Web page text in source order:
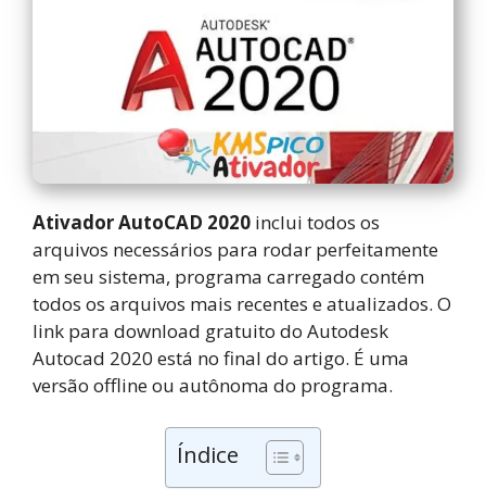
Ativador AutoCAD 2020 inclui todos os
arquivos necessários para rodar perfeitamente
em seu sistema, programa carregado contém
todos os arquivos mais recentes e atualizados. O
link para download gratuito do Autodesk
Autocad 2020 está no final do artigo. É uma
versão offline ou autônoma do programa.
Índice